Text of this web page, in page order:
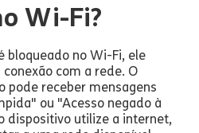
Wi-Fi?
bloqueado no Wi-Fi, ele
com a rede. O
pode receber mensagens
ou "Acesso negado à
dispositivo utilize a internet,